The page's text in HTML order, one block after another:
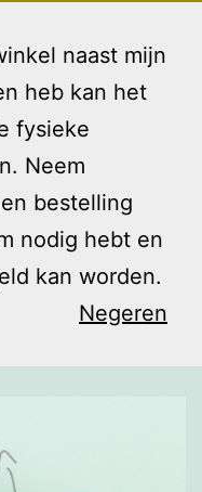
naast mijn
heb kan het
fysieke
Neem
bestelling
nodig hebt en
kan worden.
Negeren